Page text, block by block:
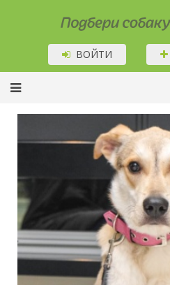
Подбери собаку!
ВОЙТИ